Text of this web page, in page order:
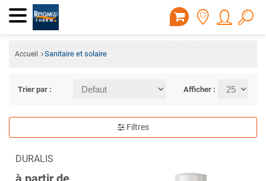
Accueil Sanitaire et solaire
Trier par : Afficher :
Filtres
DURALIS